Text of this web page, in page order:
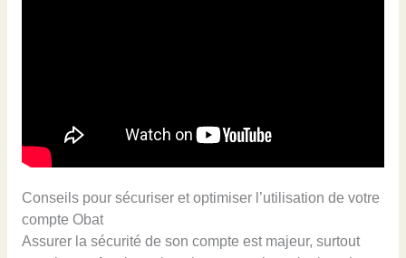
Conseils pour sécuriser et optimiser l’utilisation de votre
compte Obat
Assurer la sécurité de son compte est majeur, surtout